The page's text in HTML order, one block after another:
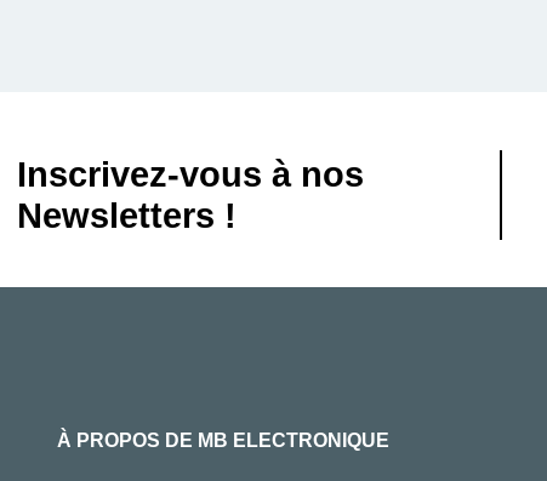
Inscrivez-vous à nos
Newsletters !
À PROPOS DE MB ELECTRONIQUE